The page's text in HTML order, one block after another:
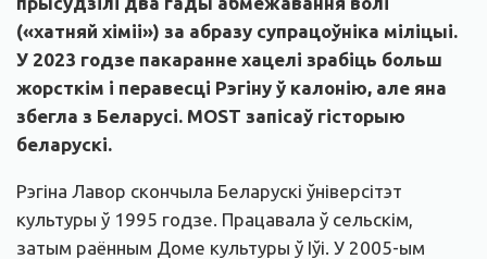
(«хатняй хіміі») за абразу супрацоўніка міліцыі.
У 2023 годзе пакаранне хацелі зрабіць больш
жорсткім і перавесці Рэгіну ў калонію, але яна
збегла з Беларусі. MOST запісаў гісторыю
беларускі.
Рэгіна Лавор скончыла Беларускі ўніверсітэт
культуры ў 1995 годзе. Працавала ў сельскім,
затым раённым Доме культуры ў Іўі. У 2005-ым